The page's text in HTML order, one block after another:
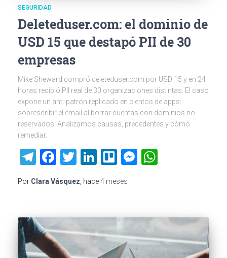
SEGURIDAD
Deleteduser.com: el dominio de
USD 15 que destapó PII de 30
empresas
Mike Sheward compró deleteduser.com por USD 15 y en 24
horas recibió PII real de 30 organizaciones distintas. El caso
expone un anti-patrón replicado en cientos de apps:
sobrescribir el email al borrar cuentas con dominios no
reservados. Analizamos causas, precedentes y cómo
remediar.
Telegram
Facebook
Twitter
LinkedIn
TrelloMessenger
Por Clara Vásquez , hace4 meses